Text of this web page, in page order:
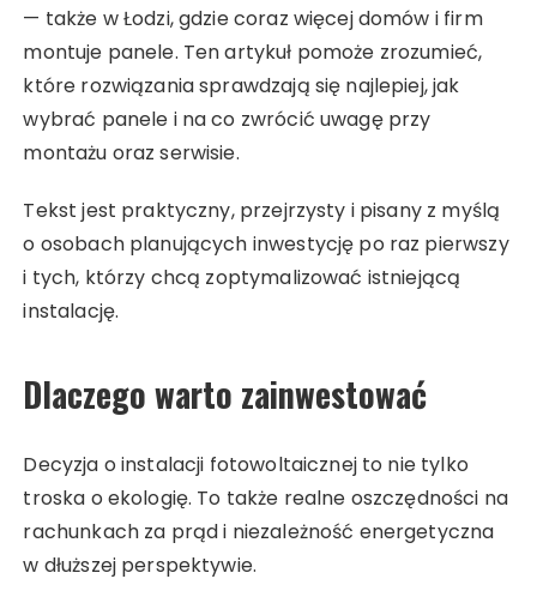
— także w Łodzi, gdzie coraz więcej domów i firm
montuje panele. Ten artykuł pomoże zrozumieć,
które rozwiązania sprawdzają się najlepiej, jak
wybrać panele i na co zwrócić uwagę przy
montażu oraz serwisie.
Tekst jest praktyczny, przejrzysty i pisany z myślą
o osobach planujących inwestycję po raz pierwszy
i tych, którzy chcą zoptymalizować istniejącą
instalację.
Dlaczego warto zainwestować
Decyzja o instalacji fotowoltaicznej to nie tylko
troska o ekologię. To także realne oszczędności na
rachunkach za prąd i niezależność energetyczna
w dłuższej perspektywie.